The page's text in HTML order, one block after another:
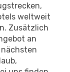
weltweit
Zusätzlich
an
nächsten